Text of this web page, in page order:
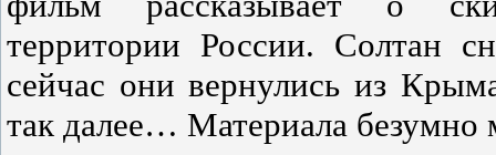
территории России. Солтан
сейчас они вернулись из
так далее… Материала безумно